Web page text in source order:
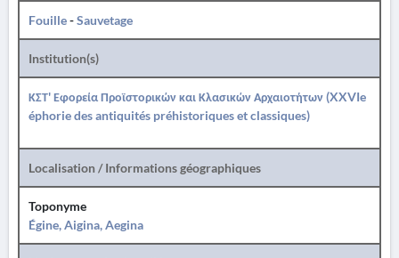
Fouille-Sauvetage
Institution(s)
ΚΣΤ' Εφορεία Προϊστορικών και Κλασικών Αρχαιοτήτων (XXVIe
éphorie des antiquités préhistoriques et classiques)
Localisation / Informations géographiques
Toponyme
Égine, Aigina, Aegina